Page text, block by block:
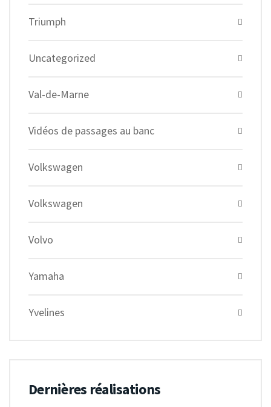
Triumph
Uncategorized
Val-de-Marne
Vidéos de passages au banc
Volkswagen
Volkswagen
Volvo
Yamaha
Yvelines
Dernières réalisations